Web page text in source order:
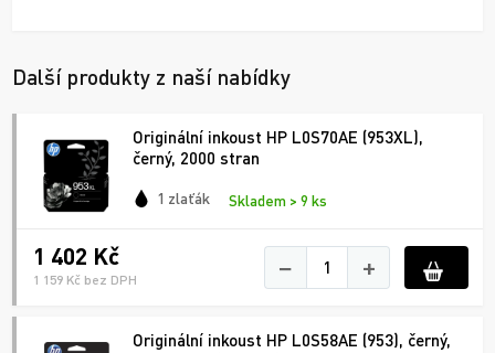
Další produkty z naší nabídky
Originální inkoust HP L0S70AE (953XL),
černý, 2000 stran
1 zlaťák Skladem > 9 ks
1 402 Kč
1 159 Kč bez DPH − +
Originální inkoust HP L0S58AE (953), černý,